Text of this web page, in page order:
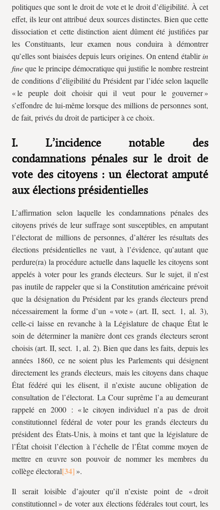
politiques que sont le droit de vote et le droit d’éligibilité. À cet
effet, ils leur ont attribué deux sources distinctes. Bien que cette
dissociation et cette distinction aient dûment été justifiées par
les Constituants, leur examen nous conduira à démontrer
qu’elles sont biaisées depuis leurs origines. On entend établirin
fineque le principe démocratique qui justifie le nombre restreint
de conditions d’éligibilité du Président par l’idée selon laquelle
« le peuple doit choisir qui il veut pour le gouverner »
s’effondre de lui-même lorsque des millions de personnes sont,
de fait, privés du droit de participer à ce choix.
I. L’incidence notable des
condamnations pénales sur le droit de
vote des citoyens : un électorat amputé
aux élections présidentielles
L’affirmation selon laquelle les condamnations pénales des
citoyens privés de leur suffrage sont susceptibles, en amputant
l’électorat de millions de personnes, d’altérer les résultats des
élections présidentielles ne vaut, à l’évidence, qu’autant que
perdure(ra) la procédure actuelle dans laquelle les citoyens sont
appelés à voter pour les grands électeurs. Sur le sujet, il n’est
pas inutile de rappeler que si la Constitution américaine prévoit
que la désignation du Président par les grands électeurs prend
nécessairement la forme d’un « vote » (art. II, sect. 1, al. 3),
celle-ci laisse en revanche à la Législature de chaque État le
soin de déterminer la manière dont ces grands électeurs seront
choisis (art. II, sect. 1, al. 2). Bien que dans les faits, depuis les
années 1860, ce ne soient plus les Parlements qui désignent
directement les grands électeurs, mais les citoyens dans chaque
État fédéré qui les élisent, il n’existe aucune obligation de
consultation de l’électorat. La Cour suprême l’a au demeurant
rappelé en 2000 : « le citoyen individuel n’a pas de droit
constitutionnel fédéral de voter pour les grands électeurs du
président des États-Unis, à moins et tant que la législature de
l’État choisit l’élection à l’échelle de l’État comme moyen de
mettre en œuvre son pouvoir de nommer les membres du
collège électoral
».
Il serait loisible d’ajouter qu’il n’existe point de « droit
constitutionnel » de voter aux élections fédérales tout court, les